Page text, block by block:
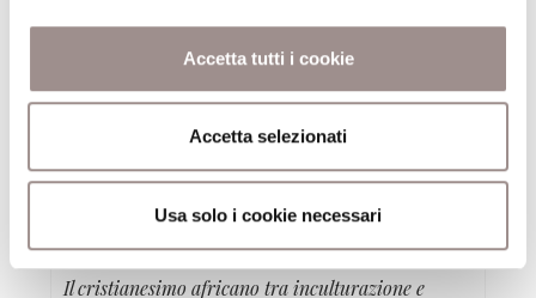
Accetta tutti i cookie
Accetta selezionati
Usa solo i cookie necessari
ALTRE CONFERENZE DEL CICLO
30/04/1998
Immagini di confine
Il cristianesimo africano tra inculturazione e